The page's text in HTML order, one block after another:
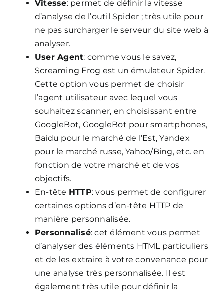
Vitesse: permet de définir la vitesse
d’analyse de l’outil Spider ; très utile pour
ne pas surcharger le serveur du site web à
analyser.
User Agent: comme vous le savez,
Screaming Frog est un émulateur Spider.
Cette option vous permet de choisir
l’agent utilisateur avec lequel vous
souhaitez scanner, en choisissant entre
GoogleBot, GoogleBot pour smartphones,
Baidu pour le marché de l’Est, Yandex
pour le marché russe, Yahoo/Bing, etc. en
fonction de votre marché et de vos
objectifs.
En-tête HTTP: vous permet de configurer
certaines options d’en-tête HTTP de
manière personnalisée.
Personnalisé: cet élément vous permet
d’analyser des éléments HTML particuliers
et de les extraire à votre convenance pour
une analyse très personnalisée. Il est
également très utile pour définir la